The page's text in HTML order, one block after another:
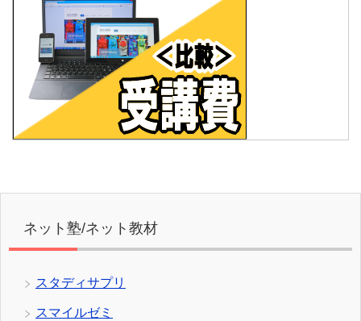
ネット塾/ネット教材
スタディサプリ
スマイルゼミ